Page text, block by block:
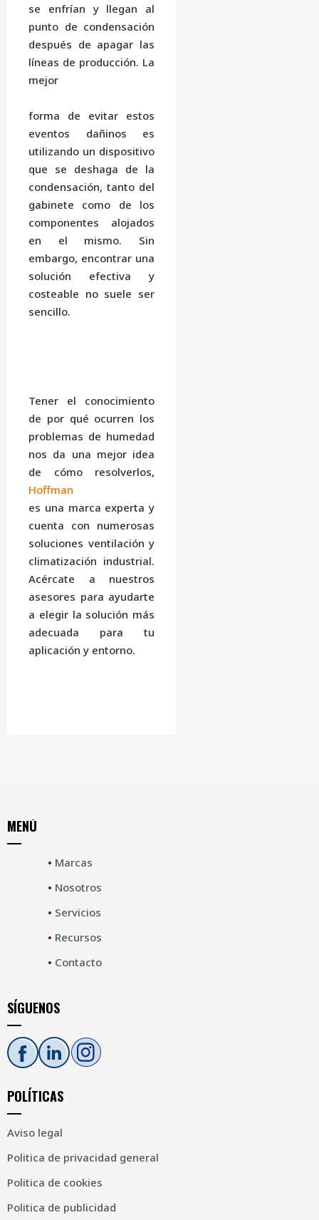
se enfrían y llegan al
punto de condensación
después de apagar las
líneas de producción. La
mejor
forma de evitar estos
eventos dañinos es
utilizando un dispositivo
que se deshaga de la
condensación, tanto del
gabinete como de los
componentes alojados
en el mismo. Sin
embargo, encontrar una
solución efectiva y
costeable no suele ser
sencillo.
Tener el conocimiento
de por qué ocurren los
problemas de humedad
nos da una mejor idea
de cómo resolverlos,
Hoffman
es una marca experta y
cuenta con numerosas
soluciones ventilación y
climatización industrial.
Acércate a nuestros
asesores para ayudarte
a elegir la solución más
adecuada para tu
aplicación y entorno.
MENÚ
• Marcas
• Nosotros
• Servicios
• Recursos
• Contacto
SÍGUENOS
POLÍTICAS
Aviso legal
Politica de privacidad general
Politica de cookies
Politica de publicidad